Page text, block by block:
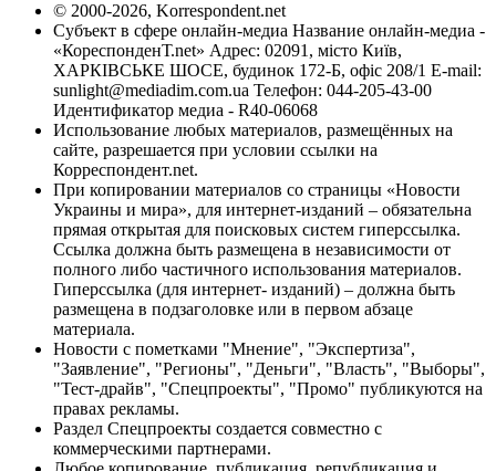
© 2000-2026, Korrespondent.net
Субъект в сфере онлайн-медиа Название онлайн-медиа -
«КореспонденТ.net» Адрес: 02091, місто Київ,
ХАРКІВСЬКЕ ШОСЕ, будинок 172-Б, офіс 208/1 E-mail:
sunlight@mediadim.com.ua Телефон: 044-205-43-00
Идентификатор медиа - R40-06068
Использование любых материалов, размещённых на
сайте, разрешается при условии ссылки на
Корреспондент.net.
При копировании материалов со страницы «Новости
Украины и мира», для интернет-изданий – обязательна
прямая открытая для поисковых систем гиперссылка.
Ссылка должна быть размещена в независимости от
полного либо частичного использования материалов.
Гиперссылка (для интернет- изданий) – должна быть
размещена в подзаголовке или в первом абзаце
материала.
Новости с пометками "Мнение", "Экспертиза",
"Заявление", "Регионы", "Деньги", "Власть", "Выборы",
"Тест-драйв", "Спецпроекты", "Промо" публикуются на
правах рекламы.
Раздел Спецпроекты создается совместно с
коммерческими партнерами.